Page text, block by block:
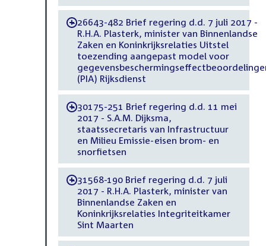
-26643-482 Brief regering d.d. 7 juli 2017 -
R.H.A. Plasterk, minister van Binnenlandse
Zaken en Koninkrijksrelaties Uitstel
toezending aangepast model voor
(PIA) Rijksdienst
-30175-251 Brief regering d.d. 11 mei
2017 - S.A.M. Dijksma,
staatssecretaris van Infrastructuur
en Milieu Emissie-eisen brom- en
snorfietsen
-31568-190 Brief regering d.d. 7 juli
2017 - R.H.A. Plasterk, minister van
Binnenlandse Zaken en
Koninkrijksrelaties Integriteitkamer
Sint Maarten